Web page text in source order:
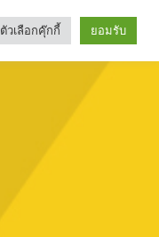
Categories
ตัวเลือกคุ๊กกี้ ยอมรับ